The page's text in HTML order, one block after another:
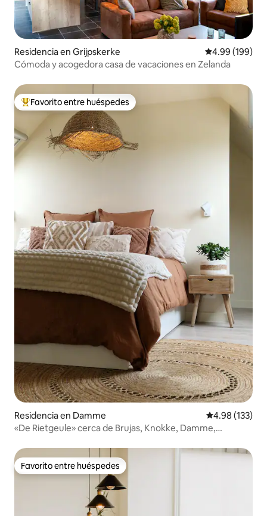
Residencia en Grijpskerke Calificación
4.99 (199)
Cómoda y acogedora casa de vacaciones en Zelanda
De los mejores en Favorito entre huéspedes
Favorito entre huéspedes
Residencia en Damme Calificación
4.98 (133)
«De Rietgeule» cerca de Brujas, Knokke, Damme,
Favorito entre huéspedes
Favorito entre huéspedes